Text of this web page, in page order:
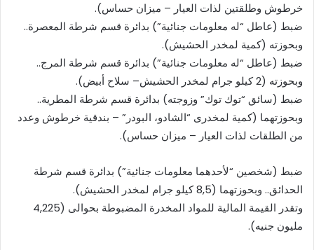
خرطوش وطلقتين لذات العيار – ميزان حساس).
ضبط (عاطل “له معلومات جنائية”) بدائرة قسم شرطة المعصرة..
وبحوزته (كمية لمخدر الحشيش).
ضبط (عاطل “له معلومات جنائية”) بدائرة قسم شرطة المرج..
وبحوزته (2 كيلو جرام لمخدر الحشيش– سلاح أبيض).
ضبط (سائق “توك توك” وزوجته) بدائرة قسم شرطة المطرية..
وبحوزتهما (كمية لمخدرى “الشادو، البودر” – بندقية خرطوش وعدد
من الطلقات لذات العيار – ميزان حساس).
ضبط (شخصين “لأحدهما معلومات جنائية”) بدائرة قسم شرطة
الحدائق.. وبحوزتهما (8,5 كيلو جرام لمخدر الحشيش).
وتقدر القيمة المالية للمواد المخدرة المضبوطة بحوالى (4,225
مليون جنيه).